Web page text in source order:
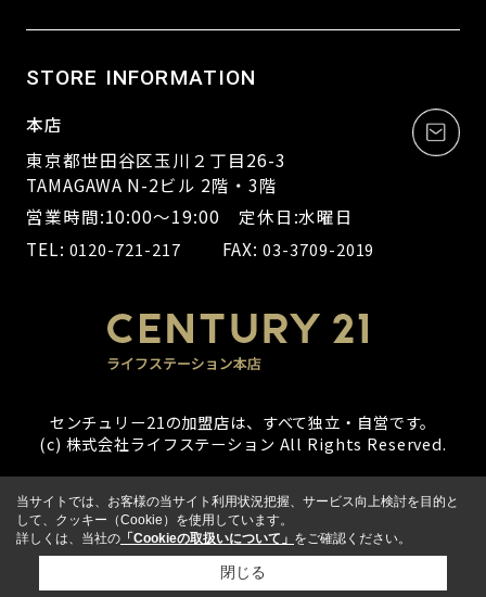
STORE INFORMATION
本店
東京都世田谷区玉川２丁目26-3
TAMAGAWA N-2ビル 2階・3階
営業時間:10:00～19:00 定休日:水曜日
TEL: 0120-721-217 FAX:03-3709-2019
センチュリー21の加盟店は、すべて独立・自営です。
(c) 株式会社ライフステーション All Rights Reserved.
当サイトでは、お客様の当サイト利用状況把握、サービス向上検討を目的と
して、クッキー（Cookie）を使用しています。
詳しくは、当社の 「Cookieの取扱いについて」 をご確認ください。
閉じる